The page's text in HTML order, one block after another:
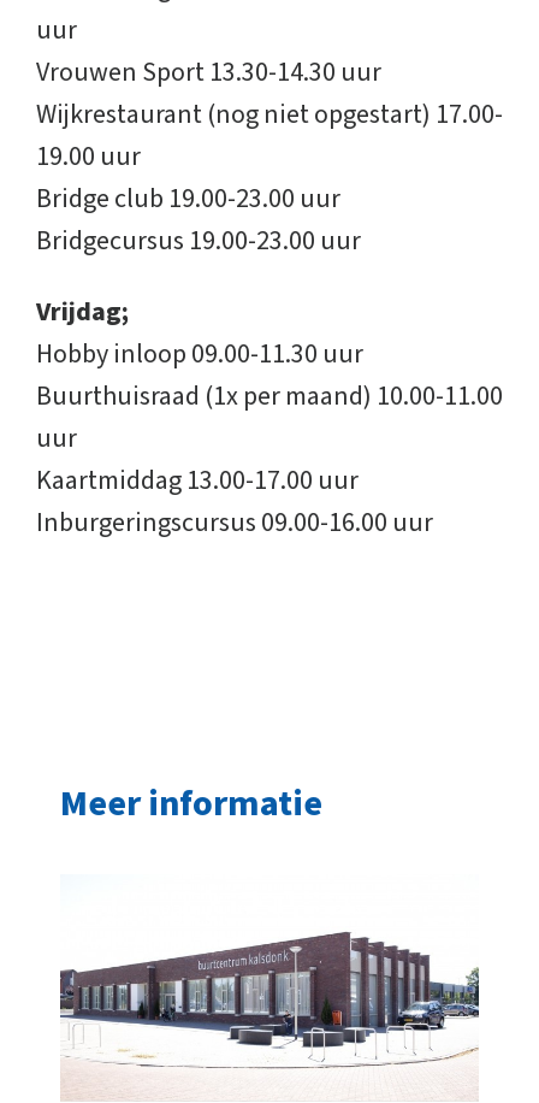
uur
Vrouwen Sport 13.30-14.30 uur
Wijkrestaurant (nog niet opgestart) 17.00-
19.00 uur
Bridge club 19.00-23.00 uur
Bridgecursus 19.00-23.00 uur
Vrijdag;
Hobby inloop 09.00-11.30 uur
Buurthuisraad (1x per maand) 10.00-11.00
uur
Kaartmiddag 13.00-17.00 uur
Inburgeringscursus 09.00-16.00 uur
Meer informatie